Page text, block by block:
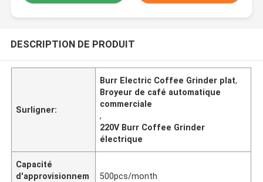
DESCRIPTION DE PRODUIT
Surligner:
Burr Electric Coffee Grinder plat,
Broyeur de café automatique
commerciale
,
220V Burr Coffee Grinder
électrique
Capacité
d'approvisionnem
500pcs/month